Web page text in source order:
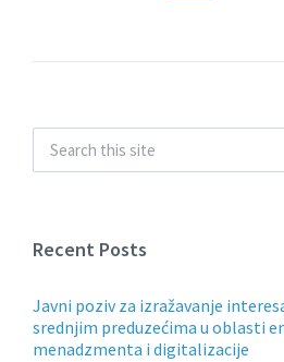
Recent Posts
Javni poziv za izražavanje
srednjim preduzećima u oblasti
menadzmenta i digitalizacije